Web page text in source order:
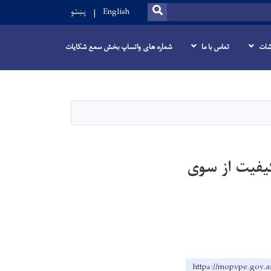
SEARCH
English پښتو
تماس با ما شماره های واتساپ بخش سمع شکایات
از سوی
https://